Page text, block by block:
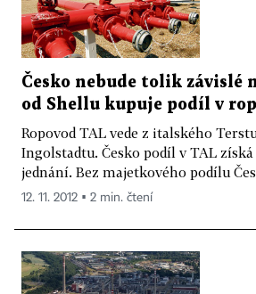
Česko nebude tolik závislé
od Shellu kupuje podíl v
Ropovod TAL vede z italského
Ingolstadtu. Česko podíl v TAL
jednání. Bez majetkového podílu
12. 11. 2012 ▪ 2 min. čtení